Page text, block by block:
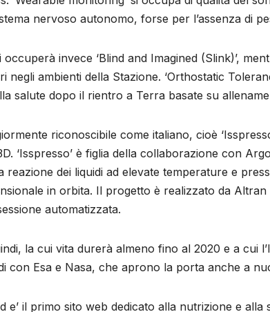
nervoso autonomo, forse per l’assenza di
invece ‘Blind and Imagined (Slink)’,
negli ambienti della Stazione. ‘Orthostatic
salute dopo il rientro a Terra basate su
riconoscibile come italiano, cioè
‘Isspresso’ è figlia della collaborazione con
dei liquidi ad elevate temperature e
in orbita. Il progetto è realizzato da
automatizzata.
la cui vita durerà almeno fino al 2020 e a cui
con Esa e Nasa, che aprono la porta anche a
e’ il primo sito web dedicato alla nutrizione e